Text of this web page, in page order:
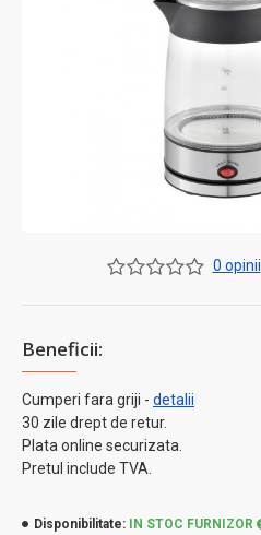
Beneficii:
Cumperi fara griji - detalii
30 zile drept de retur.
Plata online securizata.
Pretul include TVA.
0 opinii
Disponibilitate:
IN STOC FURNIZOR